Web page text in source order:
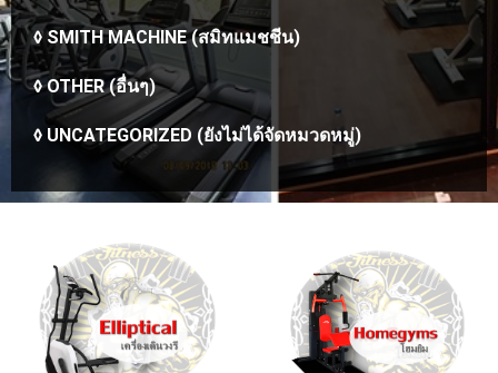
◊SMITH MACHINE (สมิทแมชชีน)
◊OTHER (อื่นๆ)
◊ UNCATEGORIZED (ยังไม่ได้จัดหมวดหมู่)